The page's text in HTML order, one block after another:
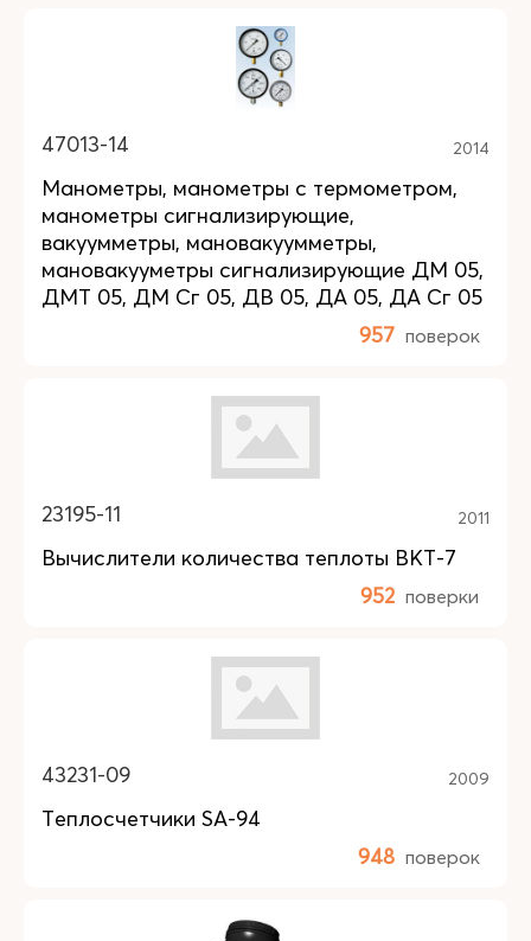
47013-14 2014
Манометры, манометры с термометром,
манометры сигнализирующие,
вакуумметры, мановакуумметры,
мановакууметры сигнализирующие ДМ 05,
ДМТ 05, ДМ Сг 05, ДВ 05, ДА 05, ДА Сг 05
957 поверок
23195-11 2011
Вычислители количества теплоты ВКТ-7
952 поверки
43231-09 2009
Теплосчетчики SA-94
948 поверок